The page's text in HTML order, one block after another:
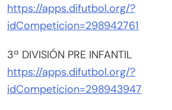
https://apps.difutbol.org/?
idCompeticion=298942761
3ª DIVISIÓN PRE INFANTIL
https://apps.difutbol.org/?
idCompeticion=298943947